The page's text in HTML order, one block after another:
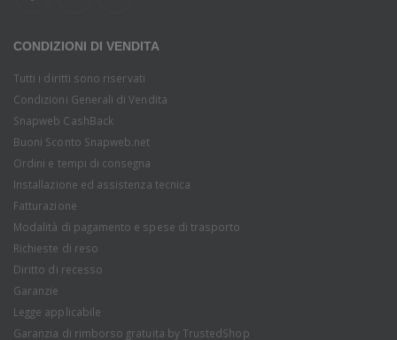
CONDIZIONI DI VENDITA
Tutti i diritti sono riservati
Condizioni Generali di Vendita
Snapweb CashBack
Buoni Sconto Snapweb.net
Ordini e tempi di consegna
Installazione ed assistenza tecnica
Fatturazione
Modalità di pagamento e spese di trasporto
Richieste di reso
Diritto di recesso
Garanzie
Legge applicabile
Garanzia di rimborso gratuita by TrustedShop